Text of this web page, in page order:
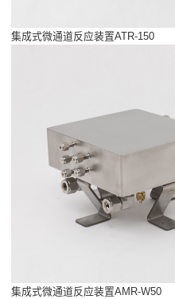
集成式微通道反应装置ATR-150
集成式微通道反应装置AMR-W50